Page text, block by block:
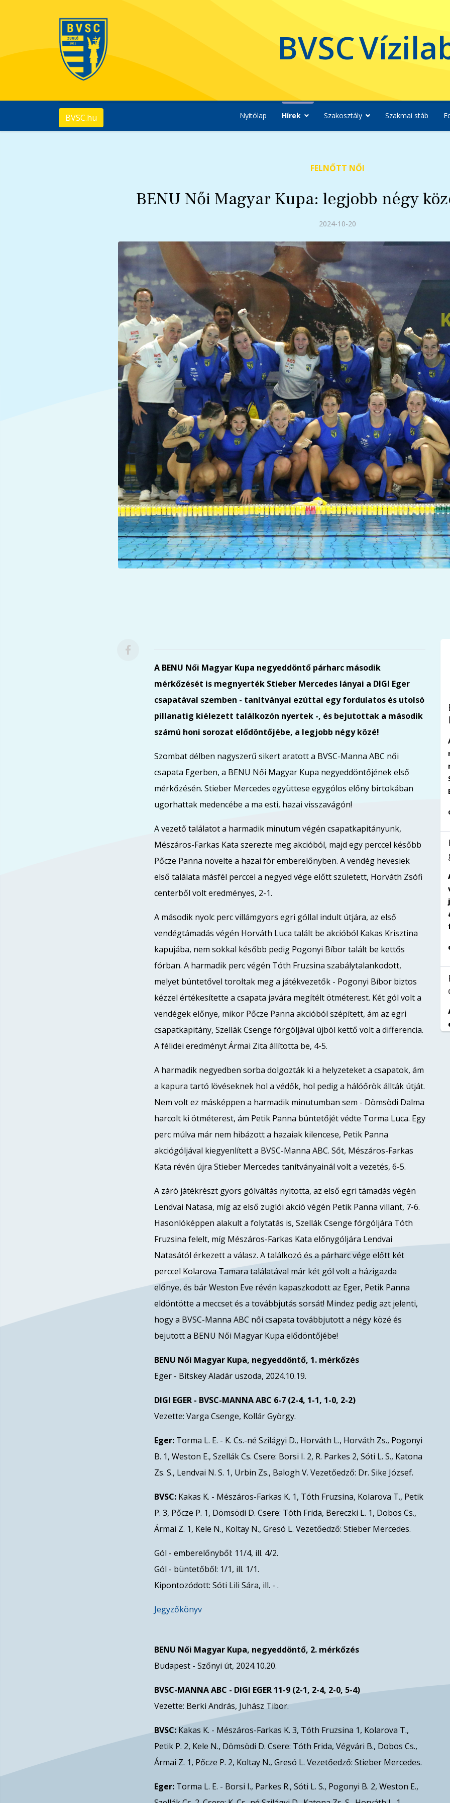
BVSC
BVSC.hu Nyitólap Hírek Szakosztály Szakmai stáb
FELNŐTT NŐI
BENU Női Magyar Kupa: legjobb négy
2024-10-20
A BENU Női Magyar Kupa negyeddöntő párharc második
mérkőzését is megnyerték Stieber Mercedes lányai a DIGI Eger
csapatával szemben - tanítványai ezúttal egy fordulatos és utolsó
pillanatig kiélezett találkozón nyertek -, és bejutottak a második
számú honi sorozat elődöntőjébe, a legjobb négy közé!
Szombat délben nagyszerű sikert aratott a BVSC-Manna ABC női
csapata Egerben, a BENU Női Magyar Kupa negyeddöntőjének első
mérkőzésén. Stieber Mercedes együttese egygólos előny birtokában
ugorhattak medencébe a ma esti, hazai visszavágón!
A vezető találatot a harmadik minutum végén csapatkapitányunk,
Mészáros-Farkas Kata szerezte meg akcióból, majd egy perccel később
Pőcze Panna növelte a hazai fór emberelőnyben. A vendég hevesiek
első találata másfél perccel a negyed vége előtt született, Horváth Zsófi
centerből volt eredményes, 2-1.
A második nyolc perc villámgyors egri góllal indult útjára, az első
vendégtámadás végén Horváth Luca talált be akcióból Kakas Krisztina
kapujába, nem sokkal később pedig Pogonyi Bíbor talált be kettős
fórban. A harmadik perc végén Tóth Fruzsina szabálytalankodott,
melyet büntetővel toroltak meg a játékvezetők - Pogonyi Bíbor biztos
kézzel értékesítette a csapata javára megítélt ötméterest. Két gól volt a
vendégek előnye, mikor Pőcze Panna akcióból szépített, ám az egri
csapatkapitány, Szellák Csenge fórgóljával újból kettő volt a differencia.
A félidei eredményt Ármai Zita állította be, 4-5.
A harmadik negyedben sorba dolgozták ki a helyzeteket a csapatok, ám
a kapura tartó lövéseknek hol a védők, hol pedig a hálóőrök állták útját.
Nem volt ez másképpen a harmadik minutumban sem - Dömsödi Dalma
harcolt ki ötméterest, ám Petik Panna büntetőjét védte Torma Luca. Egy
perc múlva már nem hibázott a hazaiak kilencese, Petik Panna
akciógóljával kiegyenlített a BVSC-Manna ABC. Sőt, Mészáros-Farkas
Kata révén újra Stieber Mercedes tanítványainál volt a vezetés, 6-5.
A záró játékrészt gyors gólváltás nyitotta, az első egri támadás végén
Lendvai Natasa, míg az első zuglói akció végén Petik Panna villant, 7-6.
Hasonlóképpen alakult a folytatás is, Szellák Csenge fórgóljára Tóth
Fruzsina felelt, míg Mészáros-Farkas Kata előnygóljára Lendvai
Natasától érkezett a válasz. A találkozó és a párharc vége előtt két
perccel Kolarova Tamara találatával már két gól volt a házigazda
előnye, és bár Weston Eve révén kapaszkodott az Eger, Petik Panna
eldöntötte a meccset és a továbbjutás sorsát! Mindez pedig azt jelenti,
hogy a BVSC-Manna ABC női csapata továbbjutott a négy közé és
bejutott a BENU Női Magyar Kupa elődöntőjébe!
BENU Női Magyar Kupa, negyeddöntő, 1. mérkőzés
Eger - Bitskey Aladár uszoda, 2024.10.19.
DIGI EGER - BVSC-MANNA ABC 6-7 (2-4, 1-1, 1-0, 2-2)
Vezette: Varga Csenge, Kollár György.
Eger: Torma L. E. - K. Cs.-né Szilágyi D., Horváth L., Horváth Zs., Pogonyi
B. 1, Weston E., Szellák Cs. Csere: Borsi I. 2, R. Parkes 2, Sóti L. S., Katona
Zs. S., Lendvai N. S. 1, Urbin Zs., Balogh V. Vezetőedző: Dr. Sike József.
BVSC: Kakas K. - Mészáros-Farkas K. 1, Tóth Fruzsina, Kolarova T., Petik
P. 3, Pőcze P. 1, Dömsödi D. Csere: Tóth Frida, Bereczki L. 1, Dobos Cs.,
Ármai Z. 1, Kele N., Koltay N., Gresó L. Vezetőedző: Stieber Mercedes.
Gól - emberelőnyből: 11/4, ill. 4/2.
Gól - büntetőből: 1/1, ill. 1/1.
Kipontozódott: Sóti Lili Sára, ill. - .
Jegyzőkönyv
BENU Női Magyar Kupa, negyeddöntő, 2. mérkőzés
Budapest - Szőnyi út, 2024.10.20.
BVSC-MANNA ABC - DIGI EGER 11-9 (2-1, 2-4, 2-0, 5-4)
Vezette: Berki András, Juhász Tibor.
BVSC: Kakas K. - Mészáros-Farkas K. 3, Tóth Fruzsina 1, Kolarova T.,
Petik P. 2, Kele N., Dömsödi D. Csere: Tóth Frida, Végvári B., Dobos Cs.,
Ármai Z. 1, Pőcze P. 2, Koltay N., Gresó L. Vezetőedző: Stieber Mercedes.
Eger: Torma L. E. - Borsi I., Parkes R., Sóti L. S., Pogonyi B. 2, Weston E.,